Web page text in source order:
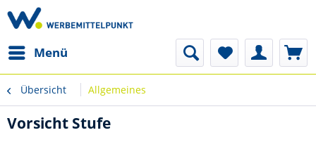
Menü
Übersicht Allgemeines
Vorsicht Stufe